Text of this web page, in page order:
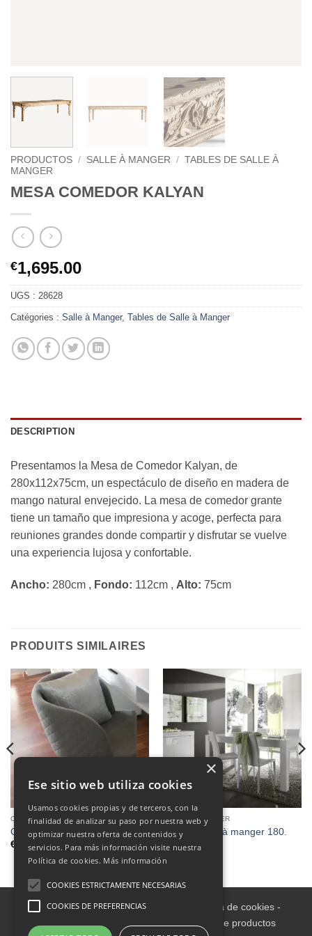
PRODUCTOS / SALLE À MANGER / TABLES DE SALLE À
MANGER
MESA COMEDOR KALYAN
€1,695.00
UGS : 28628
Catégories : Salle à Manger, Tables de Salle à Manger
DESCRIPTION
Presentamos la Mesa de Comedor Kalyan, de
280x112x75cm, un espectáculo de diseño en madera de
mango natural envejecido. La mesa de comedor grante
tiene un tamaño que impresiona y acoge, perfecta para
reuniones grandes donde compartir y disfrutar se vuelve
una experiencia lujosa y confortable.
Ancho: 280cm , Fondo: 112cm , Alto: 75cm
PRODUITS SIMILAIRES
CHAISES DE SALLE AÀ MANGER
Chaise Chris
€
120.00
SALLE À MANGER
Amalfi, Table à manger 180.
€385.00
Aviso legal-Política de Privacidad Política de cookies-
Condiciones informativas sobre catálogo de productos
×
Ese sitio web utiliza cookies
Usamos cookies propias y de terceros, con la
finalidad de analizar su paso por nuestra web y
optimizar nuestra oferta de contenidos y
servicios. Para más información visite nuestra
Política de cookies. Más información
COOKIES ESTRICTAMENTE NECESARIAS
COOKIES DE PREFERENCIAS